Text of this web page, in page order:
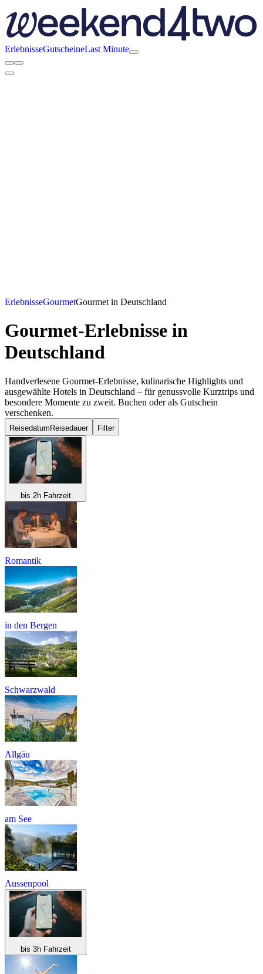
ErlebnisseGutscheineLast Minute
ErlebnisseGourmetGourmet in Deutschland
Gourmet-Erlebnisse in
Deutschland
Handverlesene Gourmet-Erlebnisse, kulinarische Highlights und
ausgewählte Hotels in Deutschland – für genussvolle Kurztrips und
besondere Momente zu zweit. Buchen oder als Gutschein
verschenken.
Reisedatum Reisedauer Filter
bis 2h Fahrzeit
Romantik
in den Bergen
Schwarzwald
Allgäu
am See
Aussenpool
bis 3h Fahrzeit